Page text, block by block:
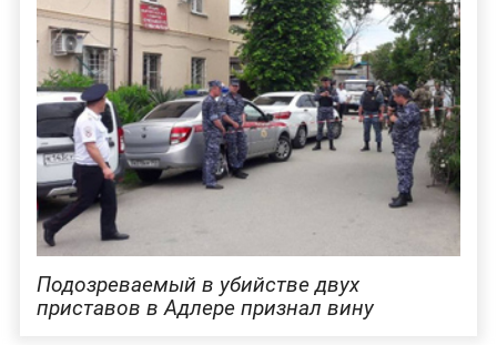
Подозреваемый в убийстве двух
приставов в Адлере признал вину